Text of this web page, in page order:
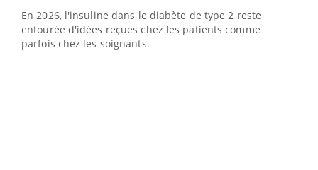
En 2026, l'insuline dans le diabète de type 2 reste
entourée d'idées reçues chez les patients comme
parfois chez les soignants.